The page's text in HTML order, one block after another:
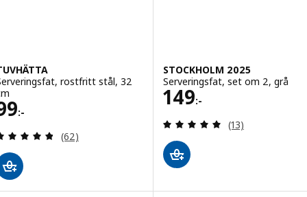
rostfritt stål, 32
:- 99:-
Recensera: 4.8 utav 5 stjärnor. Totalt antal
(62)
STOCKHOLM 2025
Serveringsfat, set om 2, grå
149:-
Pris 149:-
Recensera:
(13)